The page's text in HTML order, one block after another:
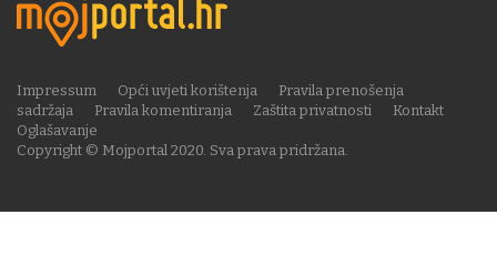
Copyright © Mojportal 2020. Sva prava pridržana.
Impressum Opći uvjeti korištenja
Pravila prenošenja
sadržaja
Pravila komentiranja Zaštita privatnosti
Kontakt
Oglašavanje